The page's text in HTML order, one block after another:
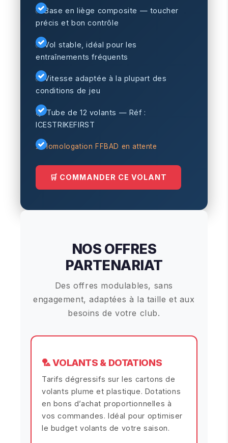
✅ Base en liège composite — toucher
précis et bon contrôle
✅ Vol stable, idéal pour les
entraînements fréquents
✅ Vitesse adaptée à la plupart des
conditions de jeu
📦 Tube de 12 volants — Réf :
ICESTRIKEFIRST
⏳ Homologation FFBAD en attente
🛒 COMMANDER CE VOLANT
NOS OFFRES
PARTENARIAT
Des offres modulables, sans
engagement, adaptées à la taille et aux
besoins de votre club.
🏸 VOLANTS & DOTATIONS
Tarifs dégressifs sur les cartons de
volants plume et plastique. Dotations
en bons d’achat proportionnelles à
vos commandes. Idéal pour optimiser
le budget volants de votre saison.